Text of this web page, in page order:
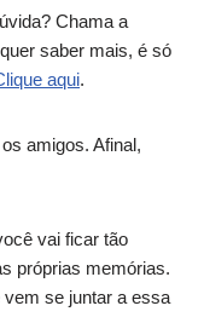
Chama a
saber mais, é só
aqui.
amigos. Afinal,
vai ficar tão
próprias memórias.
vem se juntar a essa